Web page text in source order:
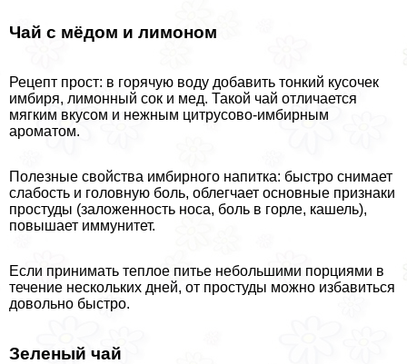
Чай с мёдом и лимоном
Рецепт прост: в горячую воду добавить тонкий кусочек
имбиря, лимонный сок и мед. Такой чай отличается
мягким вкусом и нежным цитрусово-имбирным
ароматом.
Полезные свойства имбирного напитка: быстро снимает
слабость и головную боль, облегчает основные признаки
простуды (заложенность носа, боль в горле, кашель),
повышает иммунитет.
Если принимать теплое питье небольшими порциями в
течение нескольких дней, от простуды можно избавиться
довольно быстро.
Зеленый чай